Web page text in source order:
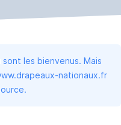
les bienvenus. Mais
nationaux.fr